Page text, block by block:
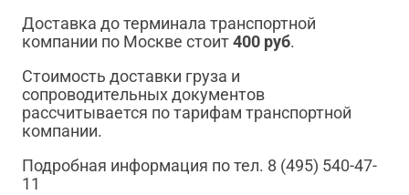
Доставка до терминала транспортной
компании по Москве стоит400 руб.
Стоимость доставки груза и
сопроводительных документов
рассчитывается по тарифам транспортной
компании.
Подробная информация по тел. 8 (495) 540-47-
11